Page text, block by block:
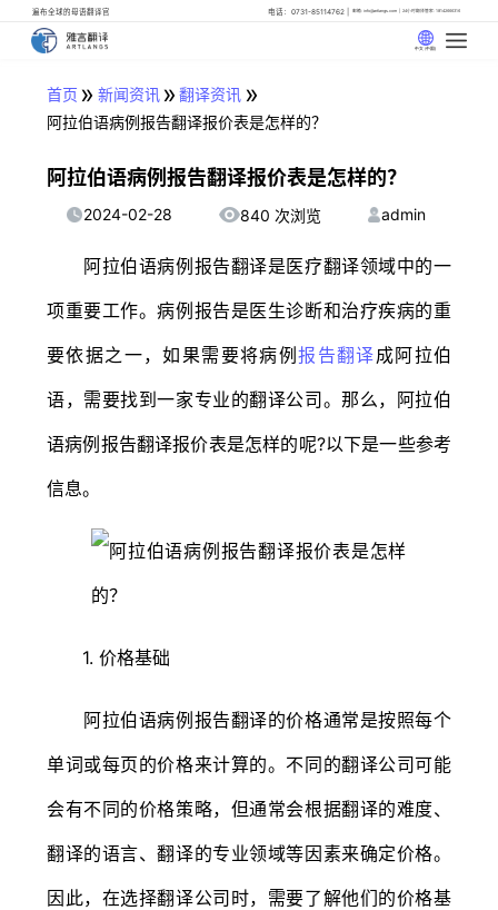
遍布全球的母语翻译官 电话：0731-85114762 邮箱: info@artlangs.com 24小时翻译管家: 18142666316
中文 (中国)
首页 » 新闻资讯» 翻译资讯 »
阿拉伯语病例报告翻译报价表是怎样的？
阿拉伯语病例报告翻译报价表是怎样的？
2024-02-28 840 次浏览 admin
阿拉伯语病例报告翻译是医疗翻译领域中的一
项重要工作。病例报告是医生诊断和治疗疾病的重
要依据之一，如果需要将病例报告翻译成阿拉伯
语，需要找到一家专业的翻译公司。那么，阿拉伯
语病例报告翻译报价表是怎样的呢?以下是一些参考
信息。
1. 价格基础
阿拉伯语病例报告翻译的价格通常是按照每个
单词或每页的价格来计算的。不同的翻译公司可能
会有不同的价格策略，但通常会根据翻译的难度、
翻译的语言、翻译的专业领域等因素来确定价格。
因此，在选择翻译公司时，需要了解他们的价格基